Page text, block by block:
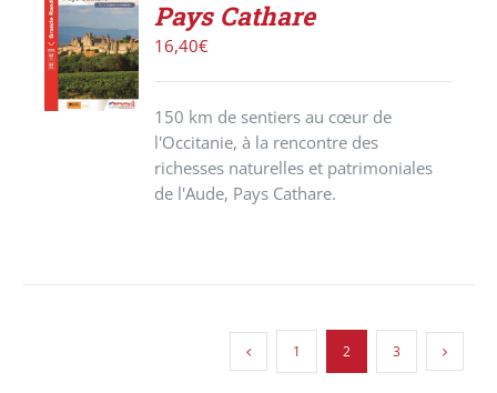
LE
PRODUIT
/
DÉTAILS
Pays Cathare
16,40€
150 km de sentiers au cœur de
l'Occitanie, à la rencontre des
richesses naturelles et patrimoniales
de l'Aude, Pays Cathare.
1 2 3